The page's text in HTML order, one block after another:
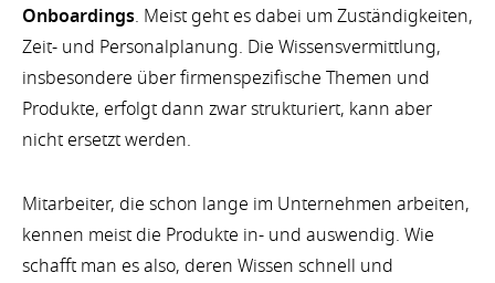
Onboardings. Meist geht es dabei um Zuständigkeiten,
Zeit- und Personalplanung. Die Wissensvermittlung,
insbesondere über firmenspezifische Themen und
Produkte, erfolgt dann zwar strukturiert, kann aber
nicht ersetzt werden.
Mitarbeiter, die schon lange im Unternehmen arbeiten,
kennen meist die Produkte in- und auswendig. Wie
schafft man es also, deren Wissen schnell und